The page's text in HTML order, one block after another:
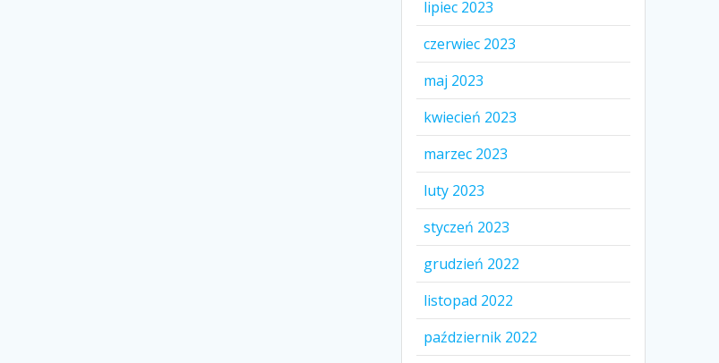
lipiec 2023
czerwiec 2023
maj 2023
kwiecień 2023
marzec 2023
luty 2023
styczeń 2023
grudzień 2022
listopad 2022
październik 2022